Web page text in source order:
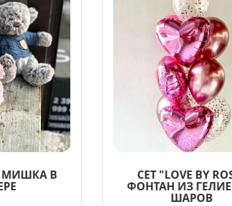
В СЕТ "LOVE BY
ФОНТАН ИЗ
ШАРОВ